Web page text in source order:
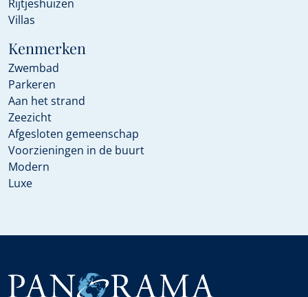
Rijtjeshuizen
Villas
Kenmerken
Zwembad
Parkeren
Aan het strand
Zeezicht
Afgesloten gemeenschap
Voorzieningen in de buurt
Modern
Luxe